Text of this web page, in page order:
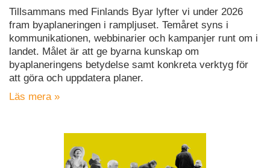
Tillsammans med Finlands Byar lyfter vi under 2026
fram byaplaneringen i rampljuset. Temåret syns i
kommunikationen, webbinarier och kampanjer runt om i
landet. Målet är att ge byarna kunskap om
byaplaneringens betydelse samt konkreta verktyg för
att göra och uppdatera planer.
Läs mera »